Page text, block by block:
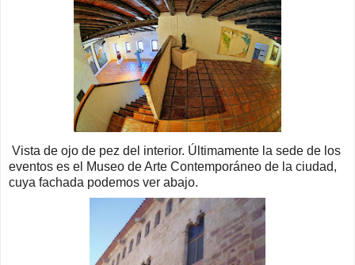
Vista de ojo de pez del interior. Últimamente la sede de los
eventos es el Museo de Arte Contemporáneo de la ciudad,
cuya fachada podemos ver abajo.